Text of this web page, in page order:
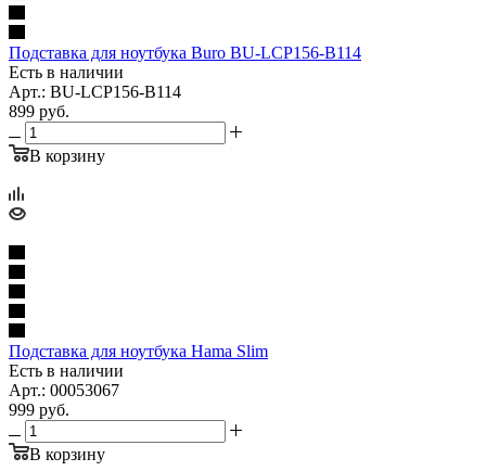
Подставка для ноутбука Buro BU-LCP156-B114
Есть в наличии
Арт.: BU-LCP156-B114
899 руб.
В корзину
Подставка для ноутбука Hama Slim
Есть в наличии
Арт.: 00053067
999 руб.
В корзину